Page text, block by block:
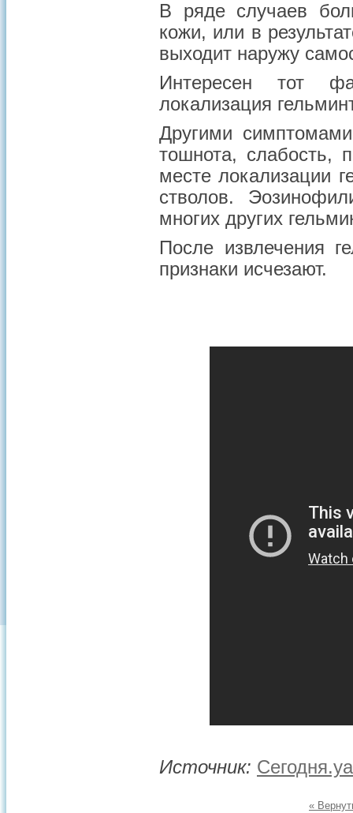
В ряде случаев
кожи, или в
выходит наружу
Интересен тот
локализация
Другими
тошнота, слабость,
месте локализации
стволов.
многих других
После извлечения
признаки исчезают.
Источник: Сегодня.уа
«